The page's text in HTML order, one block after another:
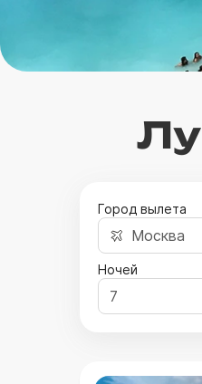
Город вылета
Москва
Ночей
7